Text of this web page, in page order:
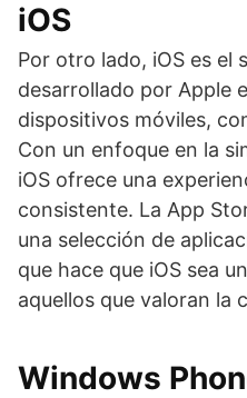
iOS
Por otro lado, iOS es el
desarrollado por Apple
dispositivos móviles,
Con un enfoque en la
iOS ofrece una
consistente. La App
una selección de
que hace que iOS sea
aquellos que valoran la
Windows